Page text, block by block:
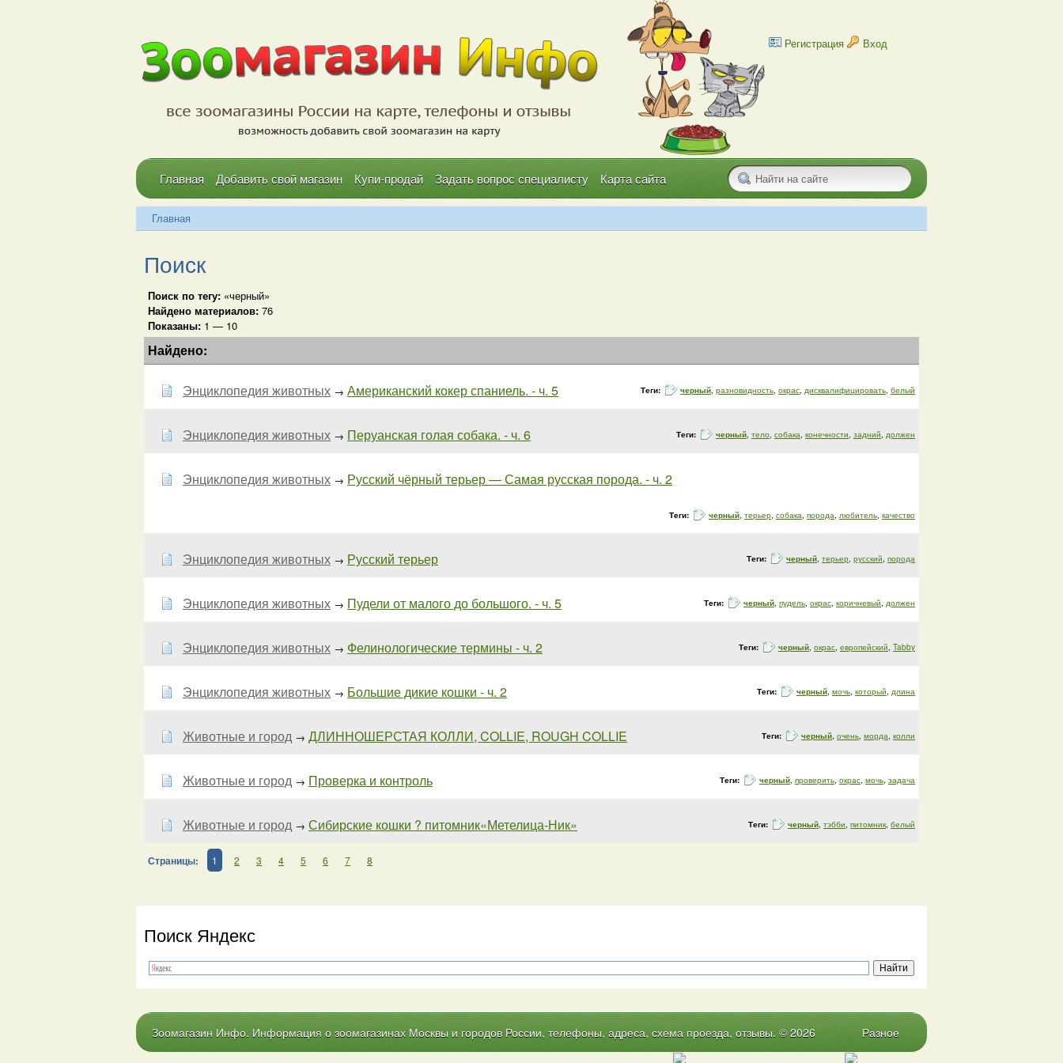
Регистрация Вход
Главная Добавить свой магазин Купи-продай Задать вопрос специалисту Карта сайта
Главная
Поиск
Поиск по тегу: «черный»
Найдено материалов: 76
Показаны: 1 — 10
Найдено:
Энциклопедия животных → Американский кокер спаниель. - ч. 5 Теги: черный, разновидность, окрас, дисквалифицировать, белый
Энциклопедия животных → Перуанская голая собака. - ч. 6 Теги: черный, тело, собака, конечности, задний, должен
Энциклопедия животных → Русский чёрный терьер — Самая русская порода. - ч. 2
Теги: черный, терьер, собака, порода, любитель, качество
Энциклопедия животных → Русский терьер Теги: черный, терьер, русский, порода
Энциклопедия животных → Пудели от малого до большого. - ч. 5 Теги: черный, пудель, окрас, коричневый, должен
Энциклопедия животных → Фелинологические термины - ч. 2 Теги: черный, окрас, европейский, Tabby
Энциклопедия животных → Большие дикие кошки - ч. 2 Теги: черный, мочь, который, длина
Животные и город → ДЛИННОШЕРСТАЯ КОЛЛИ, COLLIE, ROUGH COLLIE Теги: черный, очень, морда, колли
Животные и город → Проверка и контроль Теги: черный, проверить, окрас, мочь, задача
Животные и город → Сибирские кошки ? питомник«Метелица-Ник» Теги: черный, тэбби, питомник, белый
Страницы: 1 2 3 4 5 6 7 8
Поиск Яндекс
Зоомагазин Инфо. Информация о зоомагазинах Москвы и городов России, телефоны, адреса, схема проезда, отзывы. © 2026 Разное